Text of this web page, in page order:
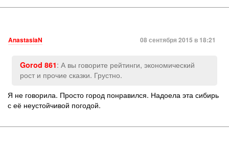
AnastasiaN 08 сентября 2015 в 18:21
Gorod 861: А вы говорите рейтинги, экономический
рост и прочие сказки. Грустно.
Я не говорила. Просто город понравился. Надоела эта сибирь
с её неустойчивой погодой.